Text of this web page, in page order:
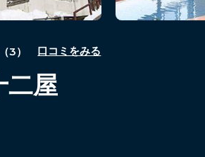
3） 口コミをみる
二屋